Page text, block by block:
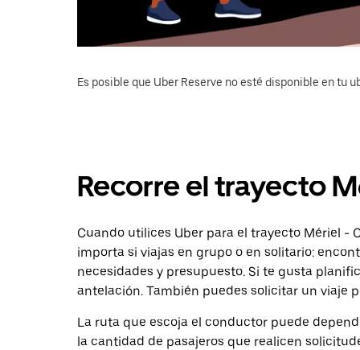
Es posible que Uber Reserve no esté disponible en tu
Recorre el trayecto
Cuando utilices Uber para el trayecto Mériel -
importa si viajas en grupo o en solitario:
necesidades y presupuesto. Si te gusta
antelación. También puedes solicitar un viaje
La ruta que escoja el conductor puede
la cantidad de pasajeros que realicen